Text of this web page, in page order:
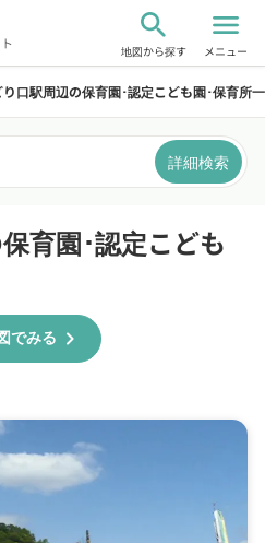
search
地図から探す
menu
メニュー
口駅周辺の保育園･認定こども園･保育所
詳細検索
育園･認定こども
でみる chevron_right